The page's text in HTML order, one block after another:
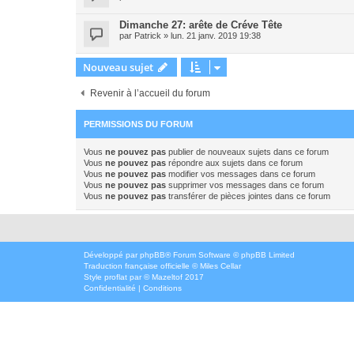
Dimanche 27: arête de Créve Tête
par Patrick » lun. 21 janv. 2019 19:38
Nouveau sujet
Revenir à l’accueil du forum
PERMISSIONS DU FORUM
Vous ne pouvez pas publier de nouveaux sujets dans ce forum
Vous ne pouvez pas répondre aux sujets dans ce forum
Vous ne pouvez pas modifier vos messages dans ce forum
Vous ne pouvez pas supprimer vos messages dans ce forum
Vous ne pouvez pas transférer de pièces jointes dans ce forum
Développé par phpBB® Forum Software © phpBB Limited
Traduction française officielle ©Miles Cellar
Style proflat par ©Mazeltof 2017
Confidentialité | Conditions